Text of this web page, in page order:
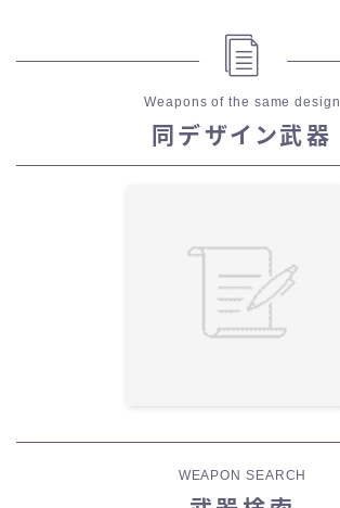
Weapons of the same design
同デザイン武器
WEAPON SEARCH